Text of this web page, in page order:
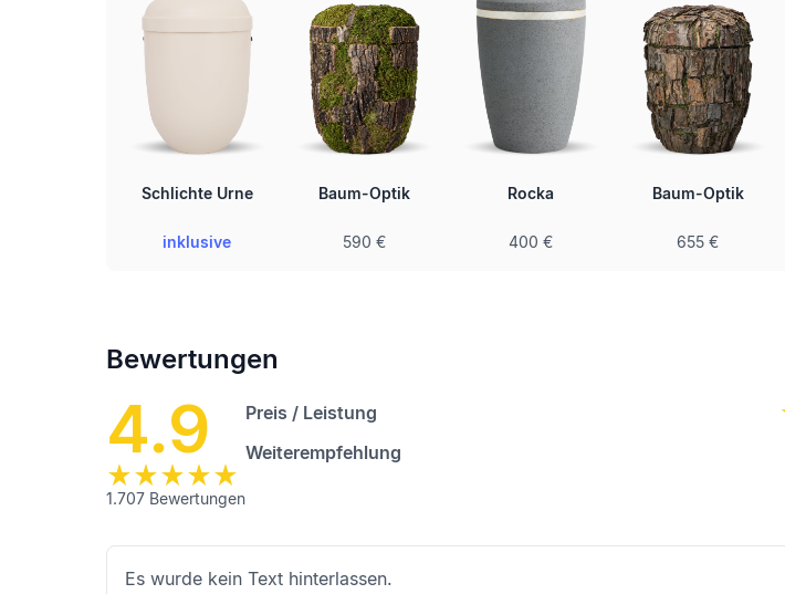
Schlichte Urne
inklusive
Baum-Optik
590 €
Rocka
400 €
Baum-Optik
655 €
Bewertungen
4.9
1.707 Bewertungen
Preis / Leistung
Weiterempfehlung
Es wurde kein Text hinterlassen.